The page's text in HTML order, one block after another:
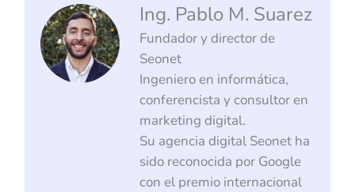
Ing. Pablo M. Suarez
Fundador y director de
Seonet
Ingeniero en informática,
conferencista y consultor en
marketing digital.
Su agencia digital Seonet ha
sido reconocida por Google
con el premio internacional